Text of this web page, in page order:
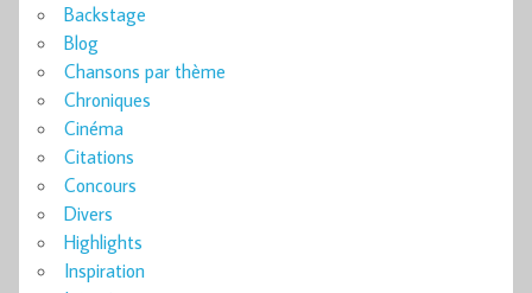
Backstage
Blog
Chansons par thème
Chroniques
Cinéma
Citations
Concours
Divers
Highlights
Inspiration